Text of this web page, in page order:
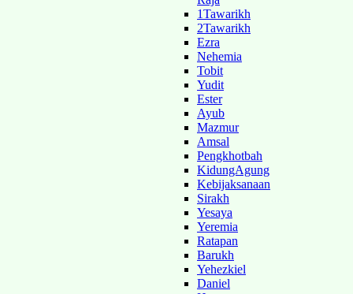
1Tawarikh
2Tawarikh
Ezra
Nehemia
Tobit
Yudit
Ester
Ayub
Mazmur
Amsal
Pengkhotbah
KidungAgung
Kebijaksanaan
Sirakh
Yesaya
Yeremia
Ratapan
Barukh
Yehezkiel
Daniel